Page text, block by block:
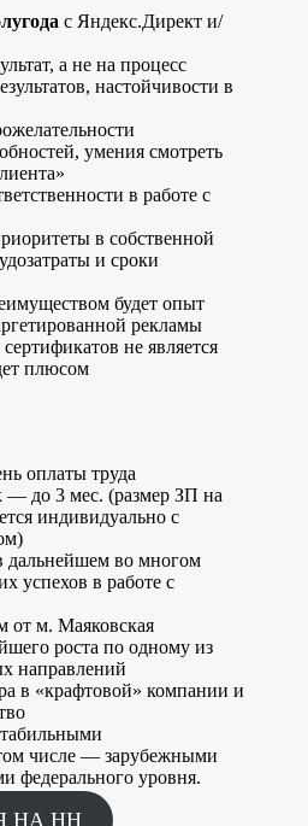
с Яндекс.Директ и/
а не на процесс
настойчивости в
умения смотреть
в работе с
в собственной
и сроки
будет опыт
рекламы
не является
плюсом
оплаты труда
— до 3 мес. (размер ЗП на
индивидуально с
дальнейшем во многом
успехов в работе с
м. Маяковская
роста по одному из
направлений
в «крафтовой» компании и
числе — зарубежными
федерального уровня.
НА HH